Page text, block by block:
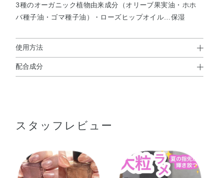
3種のオーガニック植物由来成分（オリーブ果実油・ホホ
バ種子油・ゴマ種子油）・ローズヒップオイル…保湿
使用方法
使用上の注意
す）。
液を入れすぎると、中身が膨張してビンが割れることがあります
●ネイルカラーなどを混合しないでください。
●火気にご注意ください。
配合成分
ウケイ酸（Ca／Na）・ステアラルコニウムベントナイ
イソプロパノール・オクトクリレン・シリカ・スルホコハ
ク酸ジエチルヘキシルNa・ブタノール・リン酸・合成フル
スタッフレビュー